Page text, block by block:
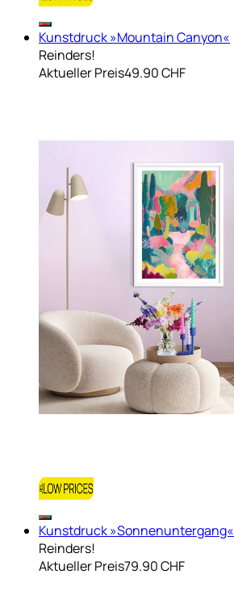
Kunstdruck »Mountain Canyon«
Reinders!
Aktueller Preis49.90 CHF
Kunstdruck »Sonnenuntergang«
Reinders!
Aktueller Preis79.90 CHF